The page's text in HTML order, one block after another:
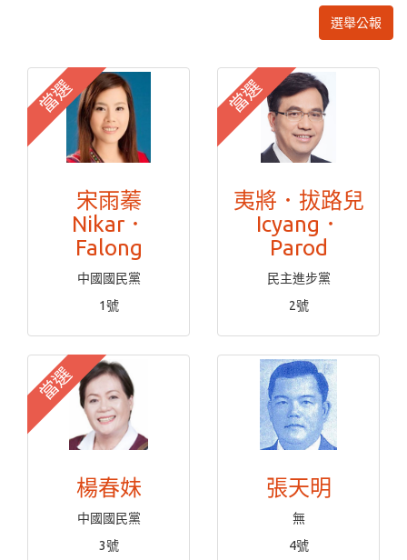
選舉公報
當選
宋雨蓁
Nikar．
Falong
中國國民黨
1號
當選
夷將．拔路兒
Icyang．
Parod
民主進步黨
2號
當選
楊春妹
中國國民黨
3號
張天明
無
4號